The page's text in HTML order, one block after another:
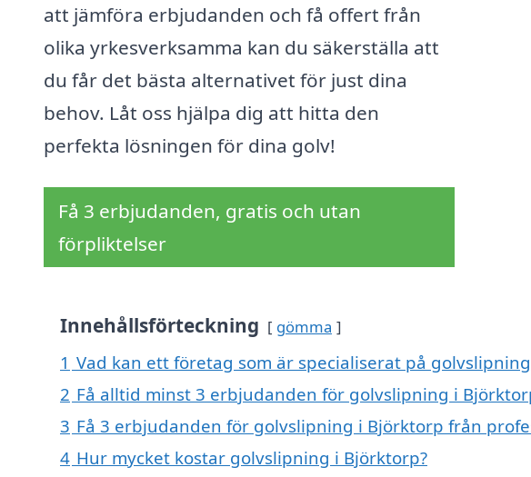
att jämföra erbjudanden och få offert från
olika yrkesverksamma kan du säkerställa att
du får det bästa alternativet för just dina
behov. Låt oss hjälpa dig att hitta den
perfekta lösningen för dina golv!
Få 3 erbjudanden, gratis och utan
förpliktelser
Innehållsförteckning gömma
1 Vad kan ett företag som är specialiserat på
2 Få alltid minst 3 erbjudanden för golvslipning i
3 Få 3 erbjudanden för golvslipning i Björktorp från
4 Hur mycket kostar golvslipning i Björktorp?